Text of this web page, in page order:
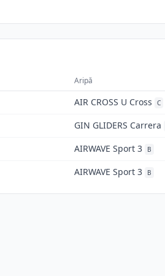
Aripă
AIR CROSS U Cross C
GIN GLIDERS Carrera
AIRWAVE Sport 3 B
AIRWAVE Sport 3 B